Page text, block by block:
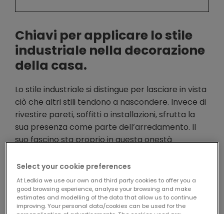
Chiavi per applicare lo stile
industriale nella decorazione
della casa.
Lo stile industriale si distingue per lasciare in vista
ciò che altri stili tendono a nascondere. Invece di
rivestire pareti, soffitti o installazioni, sfrutta la
sua presenza come parte dell’arredamento. Il
suo fascino sta proprio in questa onestà
troppo lucide, ma texture di carattere.
UTILIZZO DI MATERIALI DA
COSTRUZIONE COME MATTONI, TRAVI
Select your cookie preferences
At Ledkia we use our own and third party cookies to offer you a
good browsing experience, analyse your browsing and make
estimates and modelling of the data that allow us to continue
improving. Your personal data/cookies can be used for the